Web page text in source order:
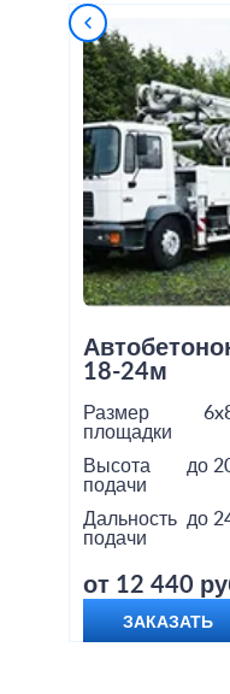
18-24м
Размер
площадки
Высота
подачи
до
Дальность
подачи
до
от 12 440
ЗАКАЗАТЬ